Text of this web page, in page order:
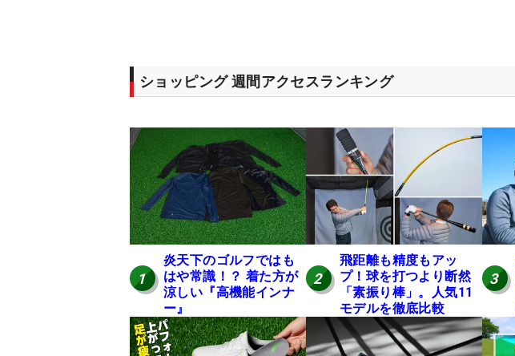
ショッピング 週間アクセスランキング
1
炎天下のゴルフではも
はや常識！？ 着た方が
涼しい『高機能インナ
ー』
2
飛距離も精度もアッ
プ！球を打つより断然
「素振り棒」。人気11
モデルを徹底比較
3